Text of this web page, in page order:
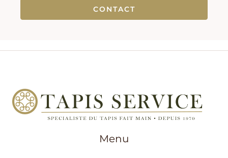
CONTACT
Menu